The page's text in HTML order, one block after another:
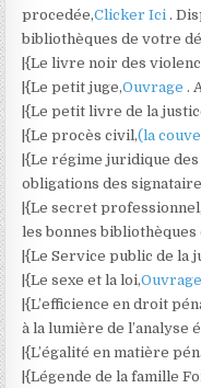
procedée,Clicker Ici.
bibliothèques de votre
|{Le livre noir des
|{Le petit juge,Ouvrage.
|{Le petit livre de la
|{Le procès civil,(la
|{Le régime juridique
obligations des
|{Le secret
les bonnes
|{Le Service public de la
|{Le sexe et la loi,
|{L’efficience en droit
à la lumière de l’analyse
|{L’égalité en matière
|{Légende de la famille